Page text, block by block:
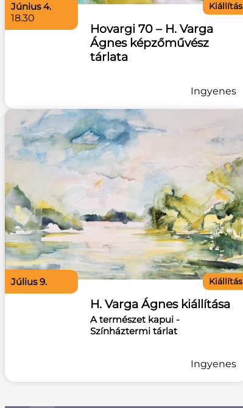
Hovargi 70 – H. Varga
Ágnes képzőművész
tárlata
június 4.
18.30
Ingyenes
Kiállítás
H. Varga Ágnes kiállítása
A természet kapui -
Színháztermi tárlat
július 9.
Ingyenes
Kiállítás